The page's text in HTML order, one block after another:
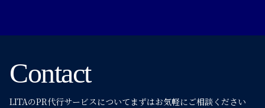
Contact
LITAのPR代行サービスについてまずはお気軽にご相談ください